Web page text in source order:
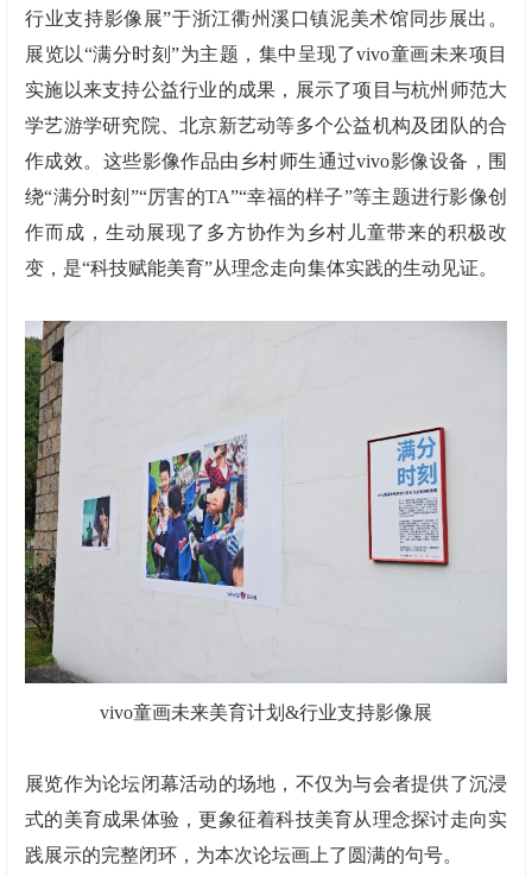
行业支持影像展”于浙江衢州溪口镇泥美术馆同步展出。
展览以“满分时刻”为主题，集中呈现了vivo童画未来项目
实施以来支持公益行业的成果，展示了项目与杭州师范大
学艺游学研究院、北京新艺动等多个公益机构及团队的合
作成效。这些影像作品由乡村师生通过vivo影像设备，围
绕“满分时刻”“厉害的TA”“幸福的样子”等主题进行影像创
作而成，生动展现了多方协作为乡村儿童带来的积极改
变，是“科技赋能美育”从理念走向集体实践的生动见证。
vivo童画未来美育计划&行业支持影像展
展览作为论坛闭幕活动的场地，不仅为与会者提供了沉浸
式的美育成果体验，更象征着科技美育从理念探讨走向实
践展示的完整闭环，为本次论坛画上了圆满的句号。